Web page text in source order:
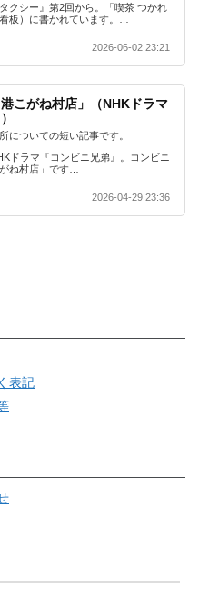
クシー』第2回から。「喫茶 つかれ
板）に書かれています。…
2026-06-02 23:21
港こがね村店」（NHKドラマ
についての短い記事です。
ドラマ『コンビニ兄弟』。コンビニ
ね村店」です…
2026-04-29 23:36
表記